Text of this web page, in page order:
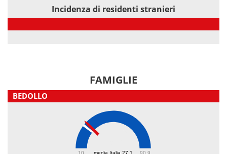
Incidenza di residenti stranieri
FAMIGLIE
BEDOLLO
media Italia 27.1
10 90.9